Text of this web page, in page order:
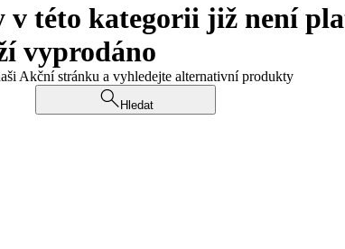
této kategorii již není
vyprodáno
Akční stránku a vyhledejte alternativní produkty
Hledat